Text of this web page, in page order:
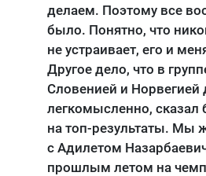
делаем. Поэтому все
было. Понятно, что
не устраивает, его и
Другое дело, что в
Словенией и Норвегией
легкомысленно, сказал
на топ-результаты. Мы
с Адилетом
прошлым летом на